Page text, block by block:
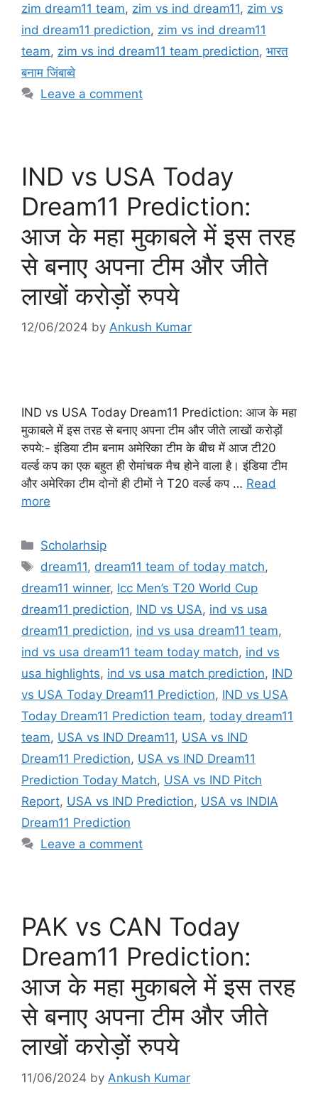
zim dream11 team, zim vs ind dream11, zim vs
ind dream11 prediction, zim vs ind dream11
team, zim vs ind dream11 team prediction, भारत
बनाम जिंबाब्वे
Leave a comment
IND vs USA Today
Dream11 Prediction:
आज के महा मुकाबले में इस तरह
से बनाए अपना टीम और जीते
लाखों करोड़ों रुपये
12/06/2024 by Ankush Kumar
IND vs USA Today Dream11 Prediction: आज के महा
मुकाबले में इस तरह से बनाए अपना टीम और जीते लाखों करोड़ों
रुपये:- इंडिया टीम बनाम अमेरिका टीम के बीच में आज टी20
वर्ल्ड कप का एक बहुत ही रोमांचक मैच होने वाला है। इंडिया टीम
और अमेरिका टीम दोनों ही टीमों ने T20 वर्ल्ड कप … Read
more
Categories
Scholarhsip
Tags
dream11, dream11 team of today match,
dream11 winner, Icc Men’s T20 World Cup
dream11 prediction, IND vs USA, ind vs usa
dream11 prediction, ind vs usa dream11 team,
ind vs usa dream11 team today match, ind vs
usa highlights, ind vs usa match prediction, IND
vs USA Today Dream11 Prediction, IND vs USA
Today Dream11 Prediction team, today dream11
team, USA vs IND Dream11, USA vs IND
Dream11 Prediction, USA vs IND Dream11
Prediction Today Match, USA vs IND Pitch
Report, USA vs IND Prediction, USA vs INDIA
Dream11 Prediction
Leave a comment
PAK vs CAN Today
Dream11 Prediction:
आज के महा मुकाबले में इस तरह
से बनाए अपना टीम और जीते
लाखों करोड़ों रुपये
11/06/2024 by Ankush Kumar